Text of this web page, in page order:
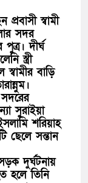
স্বামী
সদর
দীর্ঘ
স্ত্রী
বাড়ি
সুরাইয়া
শরিয়াহ
ছেলে সন্তান
দুর্ঘটনায়
হলে তিনি